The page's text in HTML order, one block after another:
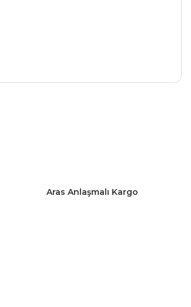
Aras Anlaşmalı Kargo